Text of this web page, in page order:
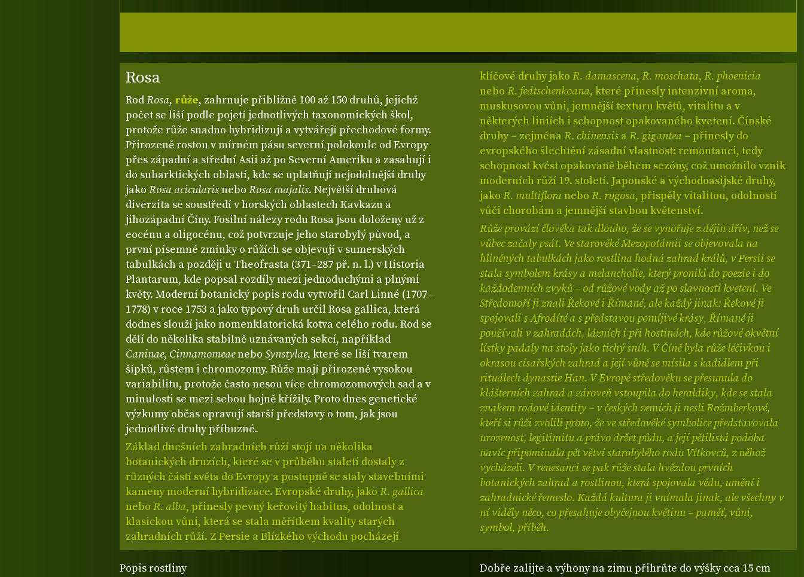
Rosa
RodRosa, růže, zahrnuje přibližně 100 až 150 druhů, jejichž
počet se liší podle pojetí jednotlivých taxonomických škol,
protože růže snadno hybridizují a vytvářejí přechodové formy.
Přirozeně rostou v mírném pásu severní polokoule od Evropy
přes západní a střední Asii až po Severní Ameriku a zasahují i
do subarktických oblastí, kde se uplatňují nejodolnější druhy
jako Rosa acicularisnebo Rosa majalis. Největší druhová
diverzita se soustředí v horských oblastech Kavkazu a
jihozápadní Číny. Fosilní nálezy rodu Rosa jsou doloženy už z
eocénu a oligocénu, což potvrzuje jeho starobylý původ, a
první písemné zmínky o růžích se objevují v sumerských
tabulkách a později u Theofrasta (371–287 př. n. l.) v Historia
Plantarum, kde popsal rozdíly mezi jednoduchými a plnými
květy. Moderní botanický popis rodu vytvořil Carl Linné (1707–
1778) v roce 1753 a jako typový druh určil Rosa gallica, která
dodnes slouží jako nomenklatorická kotva celého rodu. Rod se
dělí do několika stabilně uznávaných sekcí, například
Caninae, Cinnamomeaenebo Synstylae, které se liší tvarem
šípků, růstem i chromozomy. Růže mají přirozeně vysokou
variabilitu, protože často nesou více chromozomových sad a v
minulosti se mezi sebou hojně křížily. Proto dnes genetické
výzkumy občas opravují starší představy o tom, jak jsou
jednotlivé druhy příbuzné.
Základ dnešních zahradních růží stojí na několika
botanických druzích, které se v průběhu staletí dostaly z
různých částí světa do Evropy a postupně se staly stavebními
kameny moderní hybridizace. Evropské druhy, jako R. gallica
nebo R. alba, přinesly pevný keřovitý habitus, odolnost a
klasickou vůni, která se stala měřítkem kvality starých
zahradních růží. Z Persie a Blízkého východu pocházejí
klíčové druhy jakoR. damascena,R. moschata,R. phoenicia
neboR. fedtschenkoana, které přinesly intenzivní aroma,
muskusovou vůni, jemnější texturu květů, vitalitu a v
některých liniích i schopnost opakovaného kvetení. Čínské
druhy – zejménaR. chinensis aR. gigantea – přinesly do
evropského šlechtění zásadní vlastnost: remontanci, tedy
schopnost kvést opakovaně během sezóny, což umožnilo vznik
moderních růží 19. století. Japonské a východoasijské druhy,
jakoR. multifloraneboR. rugosa, přispěly vitalitou, odolností
vůči chorobám a jemnější stavbou květenství.
Růže provází člověka tak dlouho, že se vynořuje z dějin dřív, než se
vůbec začaly psát. Ve starověké Mezopotámii se objevovala na
hliněných tabulkách jako rostlina hodná zahrad králů, v Persii se
stala symbolem krásy a melancholie, který pronikl do poezie i do
každodenních zvyků – od růžové vody až po slavnosti kvetení. Ve
Středomoří ji znali Řekové i Římané, ale každý jinak: Řekové ji
spojovali s Afrodíté a s představou pomíjivé krásy, Římané ji
používali v zahradách, lázních i při hostinách, kde růžové okvětní
lístky padaly na stoly jako tichý sníh. V Číně byla růže léčivkou i
okrasou císařských zahrad a její vůně se mísila s kadidlem při
rituálech dynastie Han. V Evropě středověku se přesunula do
klášterních zahrad a zároveň vstoupila do heraldiky, kde se stala
znakem rodové identity – v českých zemích ji nesli Rožmberkové,
kteří si růži zvolili proto, že ve středověké symbolice představovala
urozenost, legitimitu a právo držet půdu, a její pětilistá podoba
navíc připomínala pět větví starobylého rodu Vítkovců, z něhož
vycházeli. V renesanci se pak růže stala hvězdou prvních
botanických zahrad a rostlinou, která spojovala vědu, umění i
zahradnické řemeslo. Každá kultura ji vnímala jinak, ale všechny v
ní viděly něco, co přesahuje obyčejnou květinu – paměť, vůni,
symbol, příběh.
Popis rostliny
Dobře zalijte a výhony na zimu přihrňte do výšky cca 15 cm